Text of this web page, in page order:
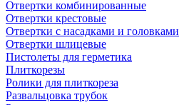
Отвертки комбинированные
Отвертки крестовые
Отвертки с насадками и головками
Отвертки шлицевые
Пистолеты для герметика
Плиткорезы
Ролики для плиткореза
Развальцовка трубок